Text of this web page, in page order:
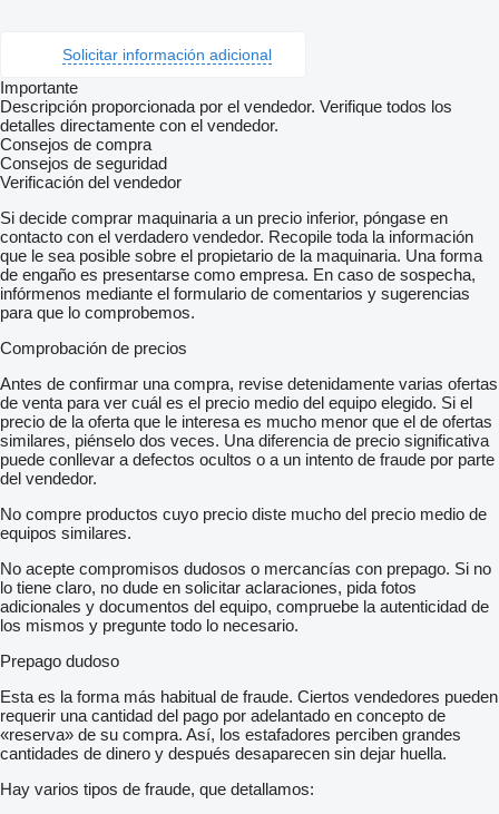
Solicitar información adicional
Importante
Descripción proporcionada por el vendedor. Verifique todos los
detalles directamente con el vendedor.
Consejos de compra
Consejos de seguridad
Verificación del vendedor
Si decide comprar maquinaria a un precio inferior, póngase en
contacto con el verdadero vendedor. Recopile toda la información
que le sea posible sobre el propietario de la maquinaria. Una forma
de engaño es presentarse como empresa. En caso de sospecha,
infórmenos mediante el formulario de comentarios y sugerencias
para que lo comprobemos.
Comprobación de precios
Antes de confirmar una compra, revise detenidamente varias ofertas
de venta para ver cuál es el precio medio del equipo elegido. Si el
precio de la oferta que le interesa es mucho menor que el de ofertas
similares, piénselo dos veces. Una diferencia de precio significativa
puede conllevar a defectos ocultos o a un intento de fraude por parte
del vendedor.
No compre productos cuyo precio diste mucho del precio medio de
equipos similares.
No acepte compromisos dudosos o mercancías con prepago. Si no
lo tiene claro, no dude en solicitar aclaraciones, pida fotos
adicionales y documentos del equipo, compruebe la autenticidad de
los mismos y pregunte todo lo necesario.
Prepago dudoso
Esta es la forma más habitual de fraude. Ciertos vendedores pueden
requerir una cantidad del pago por adelantado en concepto de
«reserva» de su compra. Así, los estafadores perciben grandes
cantidades de dinero y después desaparecen sin dejar huella.
Hay varios tipos de fraude, que detallamos: